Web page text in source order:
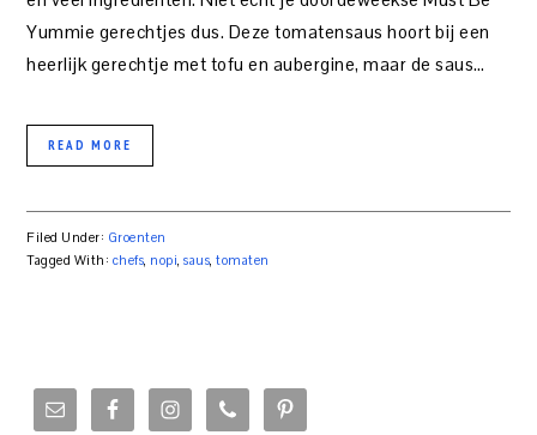
Yummie gerechtjes dus. Deze tomatensaus hoort bij een
heerlijk gerechtje met tofu en aubergine, maar de saus…
READ MORE
Filed Under: Groenten
Tagged With: chefs, nopi,saus,tomaten
SIDEBAR